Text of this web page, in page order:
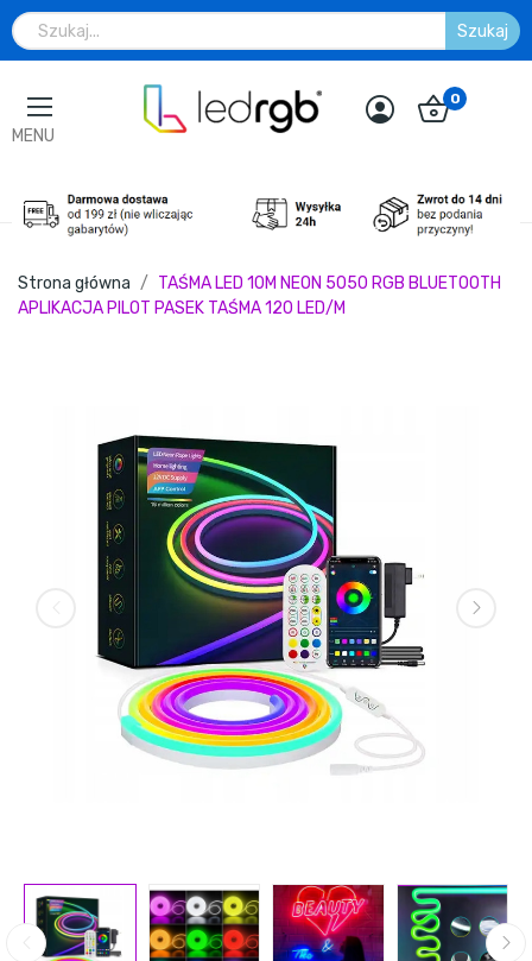
Szukaj
0
MENU
Strona główna
TAŚMA LED 10M NEON 5050 RGB BLUETOOTH
APLIKACJA PILOT PASEK TAŚMA 120 LED/M